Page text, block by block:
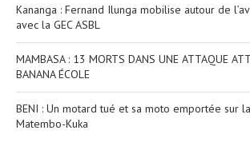
Kananga : Fernand Ilunga mobilise autour de
avec la GEC ASBL
MAMBASA : 13 MORTS DANS UNE ATTAQUE
BANANA ÉCOLE
BENI : Un motard tué et sa moto emportée sur
Matembo-Kuka